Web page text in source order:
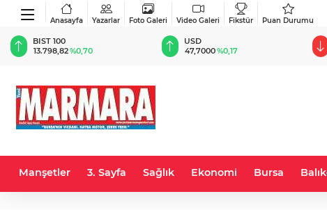
Anasayfa Yazarlar Foto Galeri Video Galeri Fikstür Puan Durumu
BIST 100
13.798,82%0,70
USD
47,7000%0,17
Manşetler 3. Sayfa Sağlık Ekonomi Bursa